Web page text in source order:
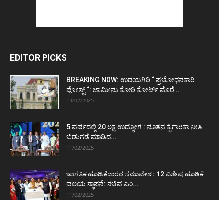
EDITOR PICKS
BREAKING NOW: ಉದಯಗಿರಿ “ ಪ್ರಚೋಧನಕಾರಿ
ಪೋಸ್ಟ್‌ “: ಜಾಮೀನು ಕೋರಿ ಕೋರ್ಟ್‌ ಮೊರೆ...
13/02/2025
5 ವರ್ಷದಲ್ಲಿ 20 ಲಕ್ಷ ಉದ್ಯೋಗ : ನೂತನ ಕೈಗಾರಿಕಾ ನೀತಿ
ಬಿಡುಗಡೆ ಮಾಡಿದ...
11/02/2025
ಜಾಗತಿಕ ಹೂಡಿಕೆದಾರರ ಸಮಾವೇಶ : 12 ವಿಶೇಷ ಹೂಡಿಕೆ
ವಲಯ ಸ್ಥಾಪನೆ: ಸಚಿವ ಎಂ...
11/02/2025